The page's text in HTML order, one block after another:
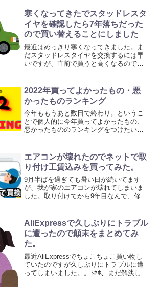
はなかなか難しいです。今...
寒くなってきたでスタッドレスタ
イヤを確認したら7年落ちだった
ので買い替えることにしました
最近はめっきり寒くなってきました。ま
だスタッドレスタイヤを交換するには早
いですが、直前で買うと高くなるので買
いえば中古で車を買ったときについてき
たタイヤから買い替え...
2022年買ってよかったもの・悪
かったものランキング
今年ももうあと数日で終わり。というこ
とで個人的に今年買ってよかったもの、
悪かったもののランキングをつけたいと
トパソコン5位はノートパソコン。つい最
近楽天で買いま...
エアコンが壊れたのでネットで取
り付け工賃込みを買ってみた。
9月半ばを過ぎても暑い日が続いてます
が、我が家のエアコンが壊れてしまいま
した。取り付けてから9年目なんで、修理
かの参考になればと記事にしたいと思い
ます。壊れたエアコンに...
AliExpressで久しぶりにトラブル
に遭ったので顛末をまとめてみ
た。
最近AliExpressでちょこちょこ買い物し
ていたのですが久しぶりにトラブルに遭
ってしまいました。。ﾄﾎﾎ。まだ解決して